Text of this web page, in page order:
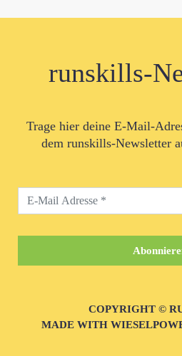
runskills-
Trage hier deine E-Mail-
dem runskills-Newsletter
COPYRIGHT ©
MADE WITH